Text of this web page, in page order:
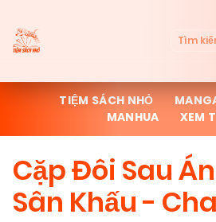
Tìm
TIỆM SÁCH NHỎ
MANHUA
XEM
Cặp Đôi Sau
Sân Khấu -